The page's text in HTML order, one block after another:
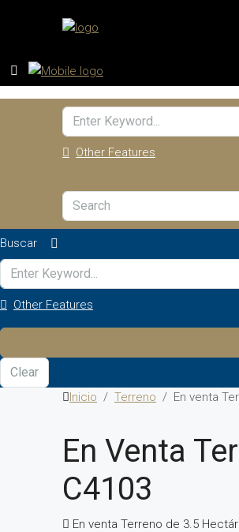
Other Features
Buscar
Other Features
Clear
Inicio Terreno En venta
En Venta
C4103
En venta Terreno de 3.5